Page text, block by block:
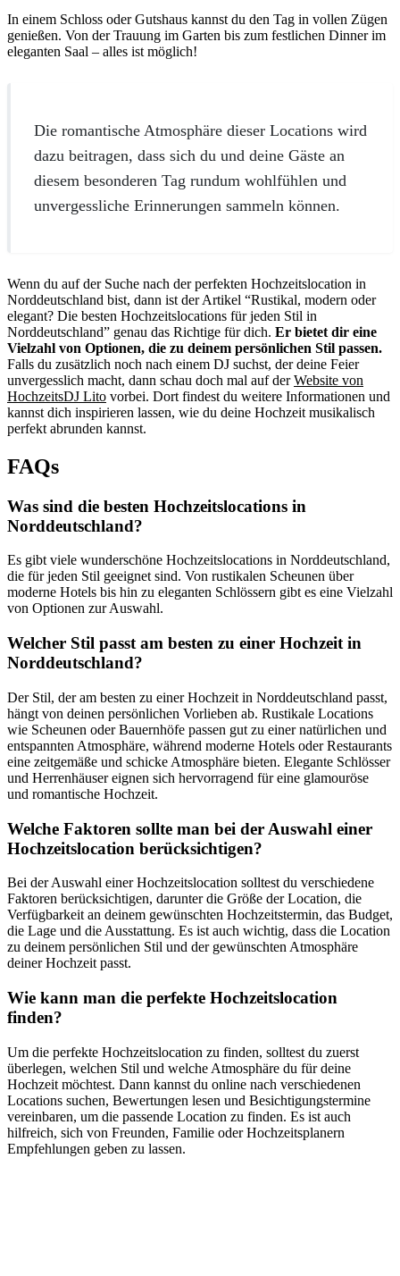
In einem Schloss oder Gutshaus kannst du den Tag in vollen Zügen
genießen. Von der Trauung im Garten bis zum festlichen Dinner im
eleganten Saal – alles ist möglich!
Die romantische Atmosphäre dieser Locations wird
dazu beitragen, dass sich du und deine Gäste an
diesem besonderen Tag rundum wohlfühlen und
unvergessliche Erinnerungen sammeln können.
Wenn du auf der Suche nach der perfekten Hochzeitslocation in
Norddeutschland bist, dann ist der Artikel “Rustikal, modern oder
elegant? Die besten Hochzeitslocations für jeden Stil in
Norddeutschland” genau das Richtige für dich. Er bietet dir eine
Vielzahl von Optionen, die zu deinem persönlichen Stil passen.
Falls du zusätzlich noch nach einem DJ suchst, der deine Feier
unvergesslich macht, dann schau doch mal auf derWebsite von
HochzeitsDJ Lito vorbei. Dort findest du weitere Informationen und
kannst dich inspirieren lassen, wie du deine Hochzeit musikalisch
perfekt abrunden kannst.
FAQs
Was sind die besten Hochzeitslocations in
Norddeutschland?
Es gibt viele wunderschöne Hochzeitslocations in Norddeutschland,
die für jeden Stil geeignet sind. Von rustikalen Scheunen über
moderne Hotels bis hin zu eleganten Schlössern gibt es eine Vielzahl
von Optionen zur Auswahl.
Welcher Stil passt am besten zu einer Hochzeit in
Norddeutschland?
Der Stil, der am besten zu einer Hochzeit in Norddeutschland passt,
hängt von deinen persönlichen Vorlieben ab. Rustikale Locations
wie Scheunen oder Bauernhöfe passen gut zu einer natürlichen und
entspannten Atmosphäre, während moderne Hotels oder Restaurants
eine zeitgemäße und schicke Atmosphäre bieten. Elegante Schlösser
und Herrenhäuser eignen sich hervorragend für eine glamouröse
und romantische Hochzeit.
Welche Faktoren sollte man bei der Auswahl einer
Hochzeitslocation berücksichtigen?
Bei der Auswahl einer Hochzeitslocation solltest du verschiedene
Faktoren berücksichtigen, darunter die Größe der Location, die
Verfügbarkeit an deinem gewünschten Hochzeitstermin, das Budget,
die Lage und die Ausstattung. Es ist auch wichtig, dass die Location
zu deinem persönlichen Stil und der gewünschten Atmosphäre
deiner Hochzeit passt.
Wie kann man die perfekte Hochzeitslocation
finden?
Um die perfekte Hochzeitslocation zu finden, solltest du zuerst
überlegen, welchen Stil und welche Atmosphäre du für deine
Hochzeit möchtest. Dann kannst du online nach verschiedenen
Locations suchen, Bewertungen lesen und Besichtigungstermine
vereinbaren, um die passende Location zu finden. Es ist auch
hilfreich, sich von Freunden, Familie oder Hochzeitsplanern
Empfehlungen geben zu lassen.